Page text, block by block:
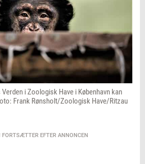
i Zoologisk Have i København kan
Frank Rønsholt/Zoologisk Have/Ritzau
FORTSÆTTER EFTER ANNONCEN